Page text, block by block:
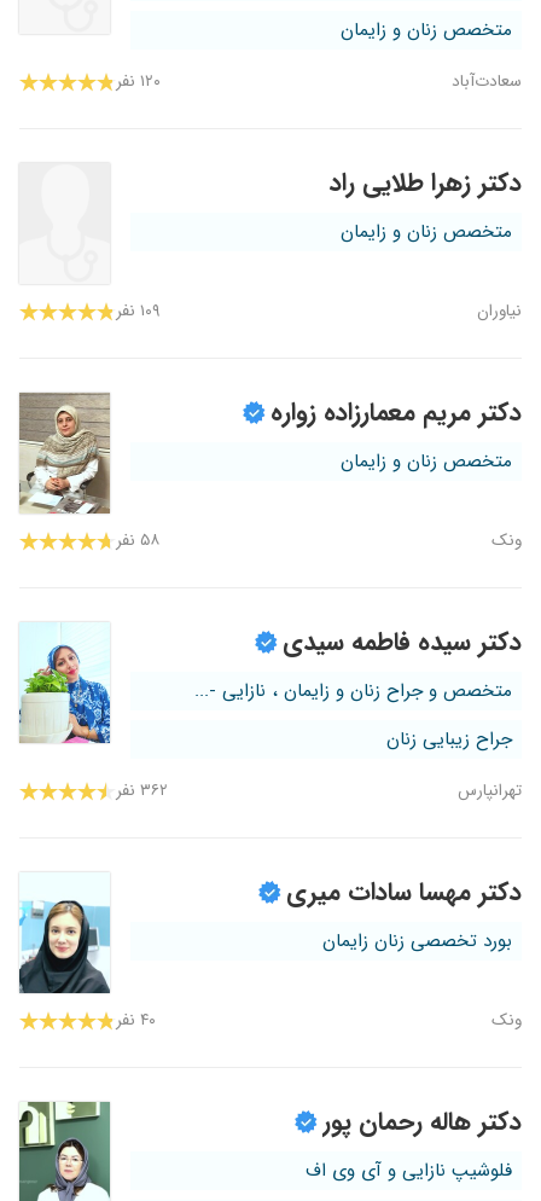
متخصص زنان و زایمان
سعادت‌آباد ۱۲۰ نفر
دکتر زهرا طلایی راد
متخصص زنان و زایمان
نیاوران ۱۰۹ نفر
دکتر مریم معمارزاده زواره
متخصص زنان و زایمان
ونک ۵۸ نفر
دکتر سیده فاطمه سیدی
متخصص و جراح زنان و زایمان ، نازایی -...
جراح زیبایی زنان
تهرانپارس ۳۶۲ نفر
دکتر مهسا سادات میری
بورد تخصصی زنان زایمان
ونک ۴۰ نفر
دکتر هاله رحمان پور
فلوشیپ نازایی و آی وی اف